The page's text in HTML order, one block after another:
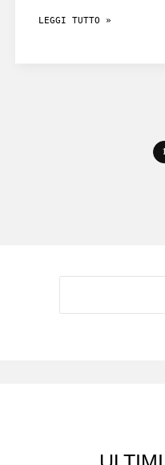
IT:
LEGGI TUTTO »
1